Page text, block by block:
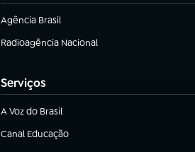
Agência Brasil
(abre em nova aba)
Radioagência Nacional
(abre em nova aba)
Serviços
A Voz do Brasil
(abre em nova aba)
Canal Educação
(abre em nova aba)